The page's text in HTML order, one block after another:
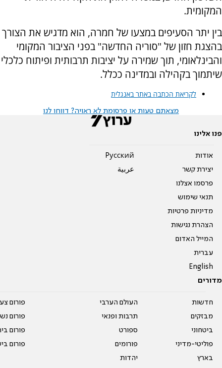
המקומית.
בין יתר הסעיפים במצעו של חמרה, הוא מדגיש את הצורך
בהצגת חזון של "סוריה החדשה" בפני הציבור המקומי
והבינלאומי, תוך שמירה על יציבות תרבותית ופיתוח כלכלי
שיתמוך בקהילה ובמדינה ככלל.
לקריאת הכתבה באתר באנגלית
מצאתם טעות או פרסומת לא ראויה? דווחו לנו
פנו אלינו
אודות
יצירת קשר
פרסמו אצלנו
תנאי שימוש
מדיניות פרטיות
הצהרת נגישות
המייל האדום
עברית
English
Pусский
عربية
מדורים
חדשות
מבזקים
ביטחוני
פוליטי-מדיני
בארץ
העולם הערבי
תרבות ופנאי
ספורט
פורומים
יהדות
פורום
פורום
פורום
פורום